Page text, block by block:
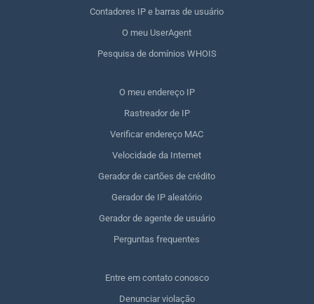
Contadores IP e barras de usuário
O meu UserAgent
Pesquisa de domínios WHOIS
O meu endereço IP
Rastreador de IP
Verificar endereço MAC
Velocidade da Internet
Gerador de cartões de crédito
Gerador de IP aleatório
Gerador de agente de usuário
Perguntas frequentes
Entre em contato conosco
Denunciar violação